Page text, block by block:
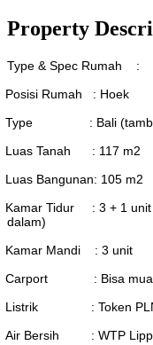
Property
Type & Spec Rumah :
Posisi Rumah : Hoek
Type : Bali
Luas Tanah : 117 m2
Luas Bangunan: 105 m2
Kamar Tidur : 3 + 1 unit
dalam)
Kamar Mandi : 3 unit
Carport : Bisa muat 2
Listrik : Token PLN
Air Bersih : WTP